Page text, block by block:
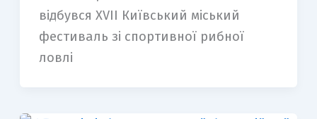
відбувся XVII Київський міський
фестиваль зі спортивної рибної
ловлі